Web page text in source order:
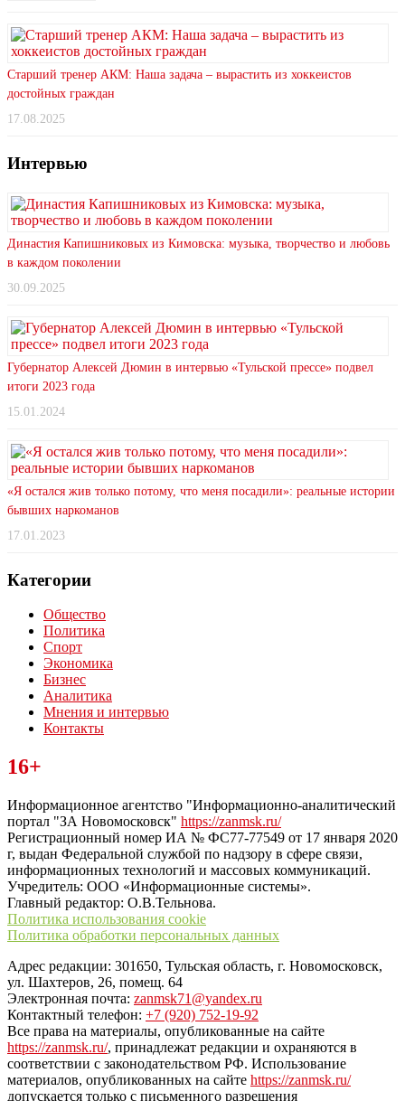
Старший тренер АКМ: Наша задача – вырастить из хоккеистов
достойных граждан
17.08.2025
Интервью
Династия Капишниковых из Кимовска: музыка, творчество и любовь
в каждом поколении
30.09.2025
Губернатор Алексей Дюмин в интервью «Тульской прессе» подвел
итоги 2023 года
15.01.2024
«Я остался жив только потому, что меня посадили»: реальные истории
бывших наркоманов
17.01.2023
Категории
Общество
Политика
Спорт
Экономика
Бизнес
Аналитика
Мнения и интервью
Контакты
Читайте последние новости дня в Тульской области на сайте
“ЗаНовомосковск”
16+
Информационное агентство "Информационно-аналитический
портал "ЗА Новомосковск" https://zanmsk.ru/
Регистрационный номер ИА № ФС77-77549 от 17 января 2020
г, выдан Федеральной службой по надзору в сфере связи,
информационных технологий и массовых коммуникаций.
Учредитель: ООО «Информационные системы».
Главный редактор: О.В.Тельнова.
Политика использования cookie
Политика обработки персональных данных
Адрес редакции: 301650, Тульская область, г. Новомосковск,
ул. Шахтеров, 26, помещ. 64
Электронная почта: zanmsk71@yandex.ru
Контактный телефон: +7 (920) 752-19-92
Все права на материалы, опубликованные на сайте
https://zanmsk.ru/, принадлежат редакции и охраняются в
соответствии с законодательством РФ. Использование
материалов, опубликованных на сайте https://zanmsk.ru/
допускается только с письменного разрешения